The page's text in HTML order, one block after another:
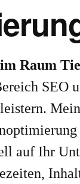
Raum
auf Ihr